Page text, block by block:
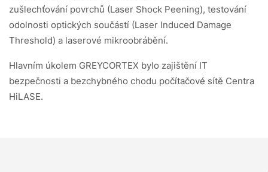
zušlechťování povrchů (Laser Shock Peening), testování
odolnosti optických součástí (Laser Induced Damage
Threshold) a laserové mikroobrábění.
Hlavním úkolem GREYCORTEX bylo zajištění IT
bezpečnosti a bezchybného chodu počítačové sítě Centra
HiLASE.